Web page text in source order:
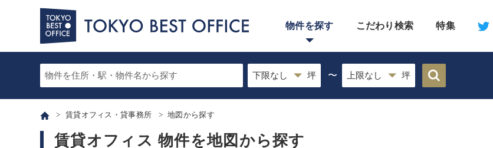
物件を探す こだわり検索 特集
〜
賃貸オフィス・貸事務所 地図から探す
賃貸オフィス 物件を地図から探す